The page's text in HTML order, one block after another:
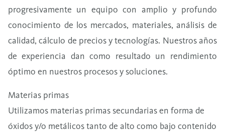
progresivamente un equipo con amplio y profundo
conocimiento de los mercados, materiales, análisis de
calidad, cálculo de precios y tecnologías. Nuestros años
de experiencia dan como resultado un rendimiento
óptimo en nuestros procesosy soluciones.
Materias primas
Utilizamos materias primas secundarias en forma de
óxidos y/o metálicos tanto de alto como bajo contenido